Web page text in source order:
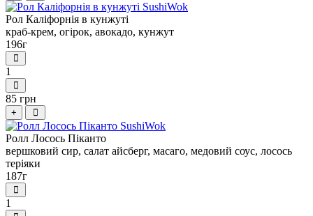
Рол Каліфорнія в кунжуті
краб-крем, огірок, авокадо, кунжут
196г
1
85 грн
+
Ролл Лосось Піканто
вершковий сир, салат айсберг, масаго, медовий соус, лосось
теріяки
187г
1